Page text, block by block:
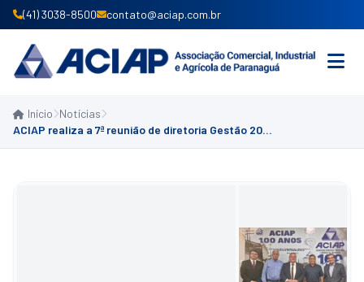
(41) 3038-8500 contato@aciap.com.br
INICIO
Início Notícias
ACIAP realiza a 7ª reunião de diretoria Gestão 2024/2026